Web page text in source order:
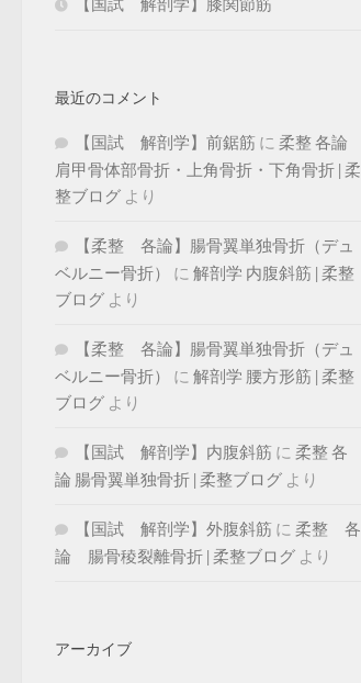
【国試 解剖学】膝関節筋
最近のコメント
【国試 解剖学】前鋸筋 に 柔整 各論
肩甲骨体部骨折・上角骨折・下角骨折 | 柔
整ブログ より
【柔整 各論】腸骨翼単独骨折（デュ
ベルニー骨折）
に 解剖学 内腹斜筋 | 柔整
ブログ より
【柔整 各論】腸骨翼単独骨折（デュ
ベルニー骨折）
に 解剖学 腰方形筋 | 柔整
ブログ より
【国試 解剖学】内腹斜筋 に 柔整 各
論 腸骨翼単独骨折 | 柔整ブログ より
【国試 解剖学】外腹斜筋 に 柔整 各
論 腸骨稜裂離骨折 | 柔整ブログ より
アーカイブ